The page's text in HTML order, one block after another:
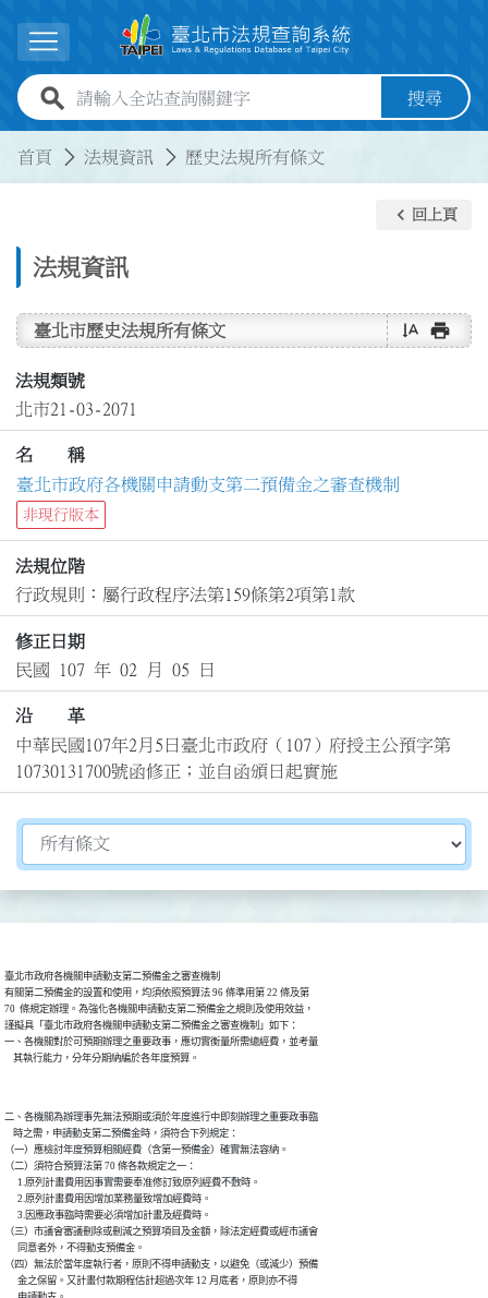
展開選單
全站查詢關鍵字欄位 搜尋
首頁 法規資訊 歷史法規所有條文
法規資訊
keyboard_arrow_left 回上頁
臺北市歷史法規所有條文 text_rotate_vertical print
法規類號
北市21-03-2071
名 稱
臺北市政府各機關申請動支第二預備金之審查機制
非現行版本
法規位階
行政規則：屬行政程序法第159條第2項第1款
修正日期
民國 107 年 02 月 05 日
沿 革
中華民國107年2月5日臺北市政府（107）府授主公預字第
10730131700號函修正；並自函頒日起實施
切換選擇法規資訊內容
臺北市政府各機關申請動支第二預備金之審查機制
有關第二預備金的設置和使用，均須依照預算法 96 條準用第 22 條及第
70  條規定辦理。為強化各機關申請動支第二預備金之規則及使用效益，
謹擬具「臺北市政府各機關申請動支第二預備金之審查機制」如下：
一、各機關對於可預期辦理之重要政事，應切實衡量所需總經費，並考量
    其執行能力，分年分期納編於各年度預算。
二、各機關為辦理事先無法預期或須於年度進行中即刻辦理之重要政事臨
    時之需，申請動支第二預備金時，須符合下列規定：
（一）應檢討年度預算相關經費（含第一預備金）確實無法容納。
（二）須符合預算法第 70 條各款規定之一：
      1.原列計畫費用因事實需要奉准修訂致原列經費不敷時。
      2.原列計畫費用因增加業務量致增加經費時。
      3.因應政事臨時需要必須增加計畫及經費時。
（三）市議會審議刪除或刪減之預算項目及金額，除法定經費或經市議會
      同意者外，不得動支預備金。
（四）無法於當年度執行者，原則不得申請動支，以避免（或減少）預備
      金之保留。又計畫付款期程估計超過次年 12 月底者，原則亦不得